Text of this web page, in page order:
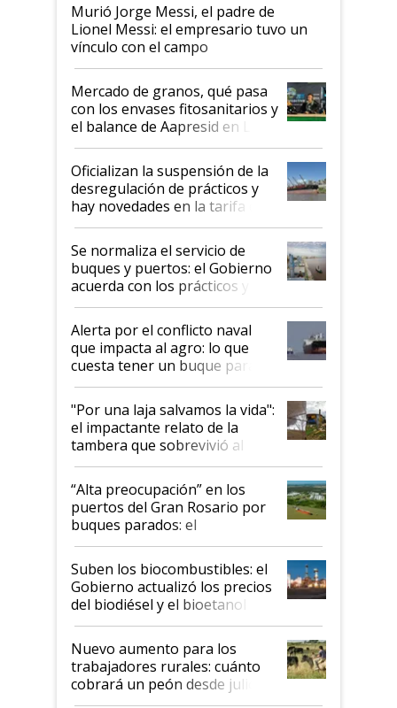
Murió Jorge Messi, el padre de
Lionel Messi: el empresario tuvo un
vínculo con el campo
Mercado de granos, qué pasa
con los envases fitosanitarios y
el balance de Aapresid en La
Posta
Oficializan la suspensión de la
desregulación de prácticos y
hay novedades en la tarifa de
la hidrovía
Se normaliza el servicio de
buques y puertos: el Gobierno
acuerda con los prácticos y
suspende el decreto de
desregulación
Alerta por el conflicto naval
que impacta al agro: lo que
cuesta tener un buque parado
y el peligro de que Argentina
pase a ser "país sucio"
"Por una laja salvamos la vida":
el impactante relato de la
tambera que sobrevivió al
tornado
“Alta preocupación” en los
puertos del Gran Rosario por
buques parados: el
funcionamiento de las
exportadoras en tensión tras
la medida de fuerza de los
prácticos
Suben los biocombustibles: el
Gobierno actualizó los precios
del biodiésel y el bioetanol
Nuevo aumento para los
trabajadores rurales: cuánto
cobrará un peón desde julio